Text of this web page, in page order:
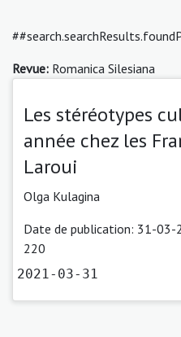
Revue: Romanica Silesiana
Les stéréotypes
année chez les
Laroui
Olga Kulagina
Date de publication: 31-03-
220
2021-03-31